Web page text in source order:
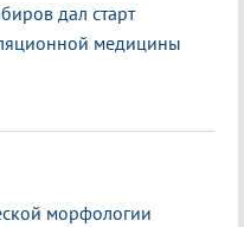
дал старт
медицины
морфологии